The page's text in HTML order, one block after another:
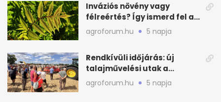
Inváziós növény vagy
félreértés? Így ismerd fel a
valódi kockázatot
agroforum.hu 5 napja
Rendkívüli időjárás: új
talajművelési utak a
gazdáknak
agroforum.hu 5 napja